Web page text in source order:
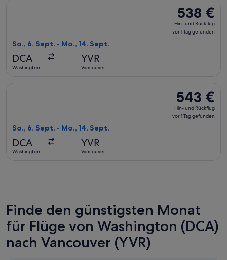
538 €
Hin-
und
538 €
Hin- und Rückflug
vor 1 Tag gefunden
So., 6. Sept. - Mo., 14. Sept.
DCA
Washington
YVR
Vancouver
543 €
Hin-
und
543 €
Hin- und Rückflug
vor 1 Tag gefunden
So., 6. Sept. - Mo., 14. Sept.
DCA
Washington
YVR
Vancouver
Finde den günstigsten Monat
für Flüge von Washington (DCA)
nach Vancouver (YVR)